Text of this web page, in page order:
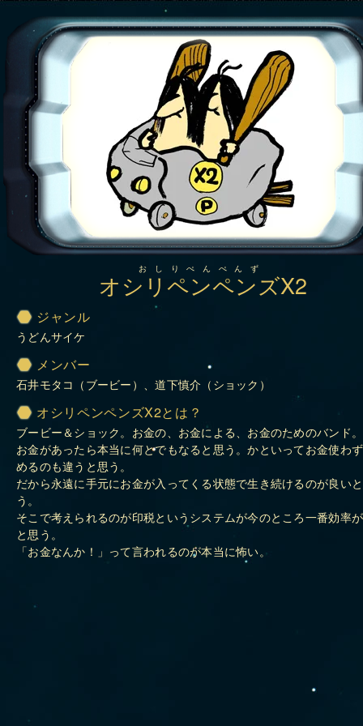
おしりぺんぺんず
オシリペンペンズX2
ジャンル
うどんサイケ
メンバー
石井モタコ（ブービー）、道下慎介（ショック）
オシリペンペンズX2とは？
ブービー＆ショック。お金の、お金による、お金のためのバンド。
お金があったら本当に何とでもなると思う。かといってお金使わ
めるのも違うと思う。
だから永遠に手元にお金が入ってくる状態で生き続けるのが良い
う。
そこで考えられるのが印税というシステムが今のところ一番効率
と思う。
「お金なんか！」って言われるのが本当に怖い。